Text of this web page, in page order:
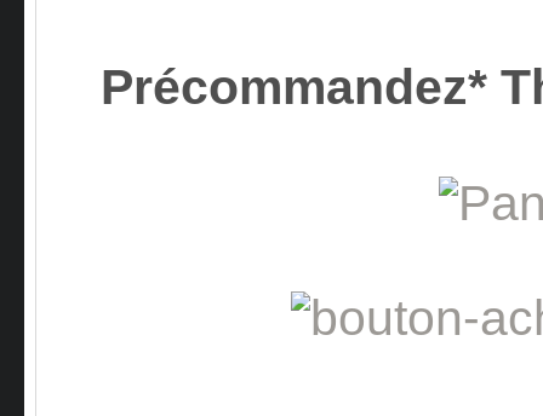
Précommandez*